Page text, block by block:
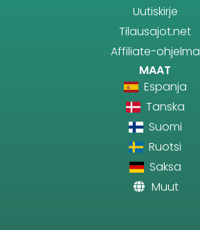
Uutiskirje
Tilausajot.net
Affiliate-ohjelma
MAAT
Espanja
Tanska
Suomi
Ruotsi
Saksa
Muut